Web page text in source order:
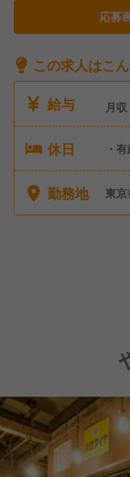
応募
この求人はこ
給与
月収
休日
・
休
勤務地 東